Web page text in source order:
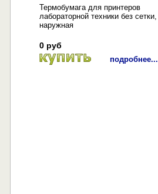
Термобумага для принтеров
лабораторной техники без сетки,
наружная
0 руб
подробнее...